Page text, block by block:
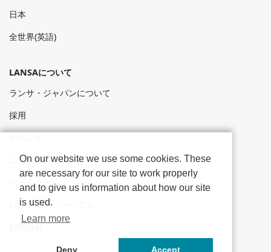
日本
全世界(英語)
LANSAについて
ランサ・ジャパンについて
採用
ニュース
パートナー
LANSAコンソーシアム
お問合せ
On our website we use some cookies. These
are necessary for our site to work properly
and to give us information about how our site
is used.
Learn more
Deny Accept